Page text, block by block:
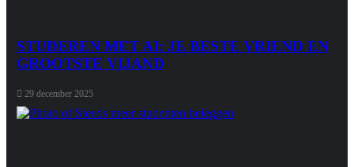
STUDEREN MET AI: JE BESTE VRIEND EN
GROOTSTE VIJAND
29 december 2025